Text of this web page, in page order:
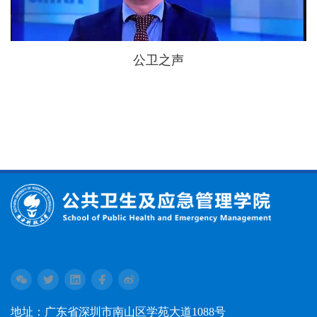
公卫之声
地址：广东省深圳市南山区学苑大道1088号